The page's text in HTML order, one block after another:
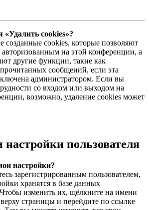
«Удалить cookies»?
созданные cookies, которые позволяют
авторизованным на этой конференции, а
другие функции, такие как
сообщений, если эта
администратором. Если вы
со входом или выходом на
возможно, удаление cookies может
пользователя
настройки?
зарегистрированным пользователем,
хранятся в базе данных
изменить их, щёлкните на имени
страницы и перейдите по ссылке